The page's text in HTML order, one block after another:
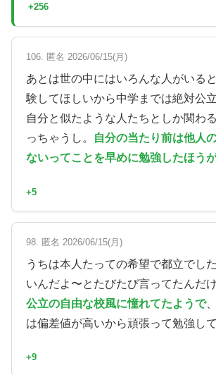
+256
106. 匿名 2026/06/15(月)
あとは世の中にはいろんな人がいる
験してほしいから中学までは絶対公
自分と似たような人たちとしか関わ
っちゃうし。
自分の当たり前は他人
ないってことを早めに勉強したほう
+5
98. 匿名 2026/06/15(月)
うちは本人たっての希望で都立でし
いんだよ〜とたびたび言ってたんだけ
公立の自由な校風に憧れてたようで
は偏差値が高いから頑張って勉強し
+9